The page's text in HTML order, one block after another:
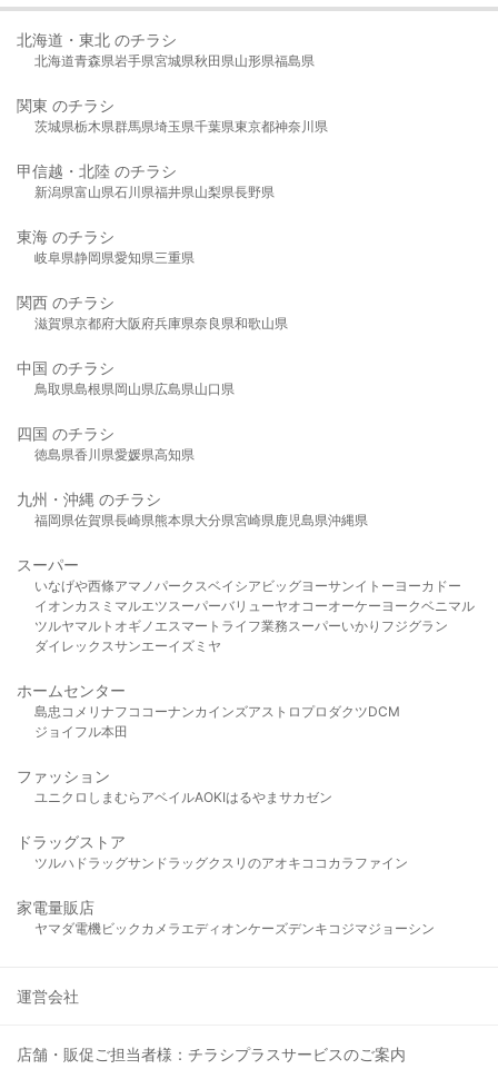
北海道・東北 のチラシ
北海道青森県岩手県宮城県秋田県山形県福島県
関東 のチラシ
茨城県栃木県群馬県埼玉県千葉県東京都神奈川県
甲信越・北陸 のチラシ
新潟県富山県石川県福井県山梨県長野県
東海 のチラシ
岐阜県静岡県愛知県三重県
関西 のチラシ
滋賀県京都府大阪府兵庫県奈良県和歌山県
中国 のチラシ
鳥取県島根県岡山県広島県山口県
四国 のチラシ
徳島県香川県愛媛県高知県
九州・沖縄 のチラシ
福岡県佐賀県長崎県熊本県大分県宮崎県鹿児島県沖縄県
スーパー
いなげや西條アマノパークスベイシア ビッグヨーサンイトーヨーカドー
イオンカスミ マルエツスーパーバリューヤオコーオーケー ヨークベニマル
ツルヤマルト オギノ エスマート ライフ業務スーパーいかり フジグラン
ダイレックスサンエーイズミヤ
ホームセンター
島忠 コメリ ナフコ コーナンカインズアストロプロダクツDCM
ジョイフル本田
ファッション
ユニクロ しまむら アベイルAOKIはるやま サカゼン
ドラッグストア
ツルハドラッグサンドラッグクスリのアオキ ココカラファイン
家電量販店
ヤマダ電機ビックカメラ エディオンケーズデンキ コジマジョーシン
運営会社
店舗・販促ご担当者様：チラシプラスサービスのご案内